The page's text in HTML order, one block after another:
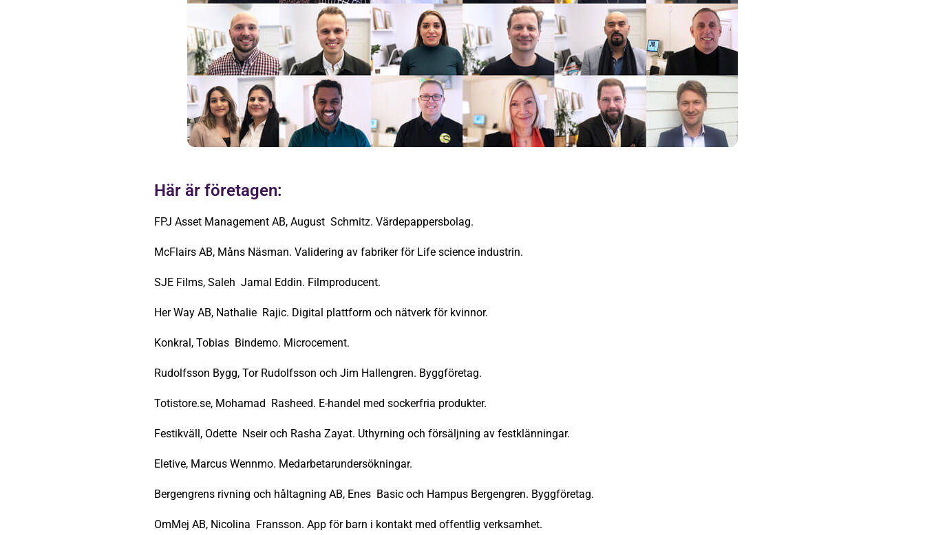
Här är företagen:
FPJ Asset Management AB, August Schmitz. Värdepappersbolag.
McFlairs AB, Måns Näsman. Validering av fabriker för Life science industrin.
SJE Films, Saleh Jamal Eddin. Filmproducent.
Her Way AB, Nathalie Rajic. Digital plattform och nätverk för kvinnor.
Konkral, Tobias Bindemo. Microcement.
Rudolfsson Bygg, Tor Rudolfsson och Jim Hallengren. Byggföretag.
Totistore.se, Mohamad Rasheed. E-handel med sockerfria produkter.
Festikväll, Odette Nseir och Rasha Zayat. Uthyrning och försäljning av festklänningar.
Eletive, Marcus Wennmo. Medarbetarundersökningar.
Bergengrens rivning och håltagning AB, Enes Basic och Hampus Bergengren. Byggföretag.
OmMej AB, Nicolina Fransson. App för barn i kontakt med offentlig verksamhet.